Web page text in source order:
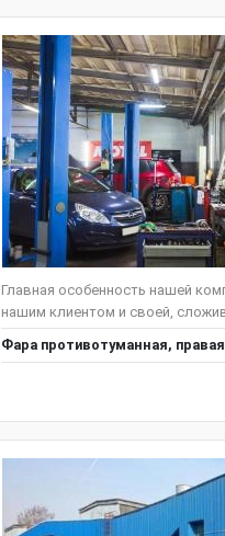
Главная особенность нашей
нашим клиентом и своей,
Фара противотуманная,